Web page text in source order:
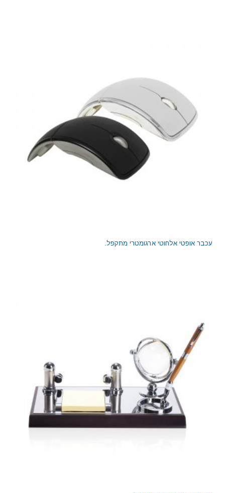
עכבר אופטי אלחוטי ארגומטרי מתקפל.